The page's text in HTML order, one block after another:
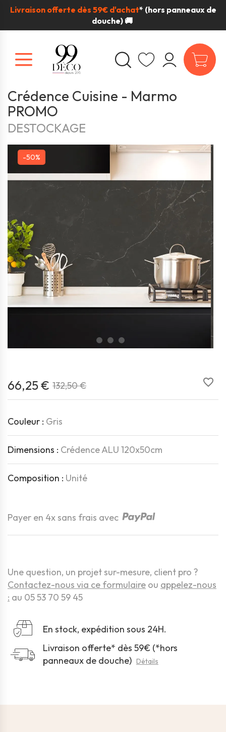
Livraison offerte dès 59€ d'achat* (hors panneaux de
douche) 🚚
Crédence Cuisine - Marmo
PROMO
DESTOCKAGE
-50%
favorite_border
66,25 € 132,50 €
Couleur : Gris
Dimensions : Crédence ALU 120x50cm
Composition : Unité
Payer en 4x sans frais avec
Une question, un projet sur-mesure, client pro ?
Contactez-nous via ce formulaire ou appelez-nous
: au 05 53 70 59 45
En stock, expédition sous 24H.
Livraison offerte* dès 59€ (*hors
panneaux de douche) Détails